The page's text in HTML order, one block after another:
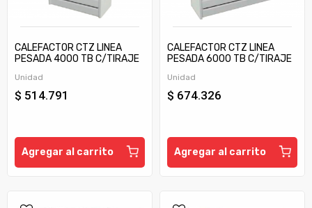
CALEFACTOR CTZ LINEA
PESADA 4000 TB C/TIRAJE
Unidad
$ 514.791
Agregar al carrito
CALEFACTOR CTZ LINEA
PESADA 6000 TB C/TIRAJE
Unidad
$ 674.326
Agregar al carrito